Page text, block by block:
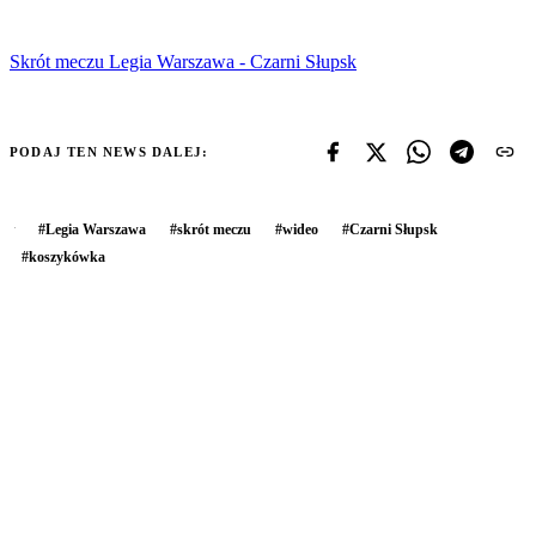
Skrót meczu Legia Warszawa - Czarni Słupsk
PODAJ TEN NEWS DALEJ:
#Legia Warszawa #skrót meczu #wideo #Czarni Słupsk
#koszykówka